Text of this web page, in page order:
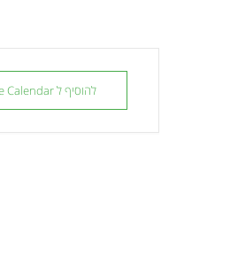
להוסיף ל Google Calendar